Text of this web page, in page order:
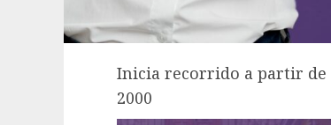
Inicia recorrido a partir de
2000